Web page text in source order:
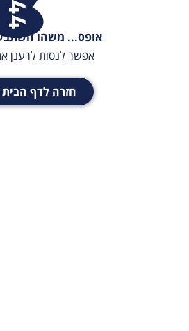
אופס... משהו
אפשר לנסות לרענן
חזרה לדף הבית